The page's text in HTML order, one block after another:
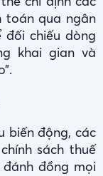
toán qua ngân
chiếu dòng
khai gian và
biến động, các
sách thuế
đồng mọi